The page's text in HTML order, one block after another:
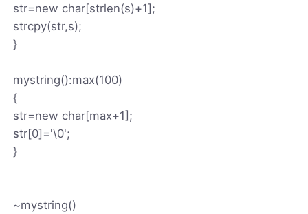
str=new char[strlen(s)+1];
strcpy(str,s);
}
mystring():max(100)
{
str=new char[max+1];
str[0]='\0';
}
~mystring()